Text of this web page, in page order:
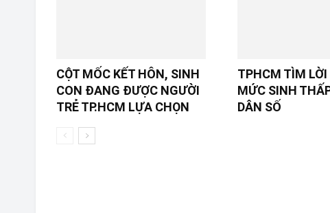
CỘT MỐC KẾT HÔN, SINH
CON ĐANG ĐƯỢC NGƯỜI
TRẺ TP.HCM LỰA CHỌN
TPHCM TÌM LỜI
MỨC SINH
DÂN SỐ